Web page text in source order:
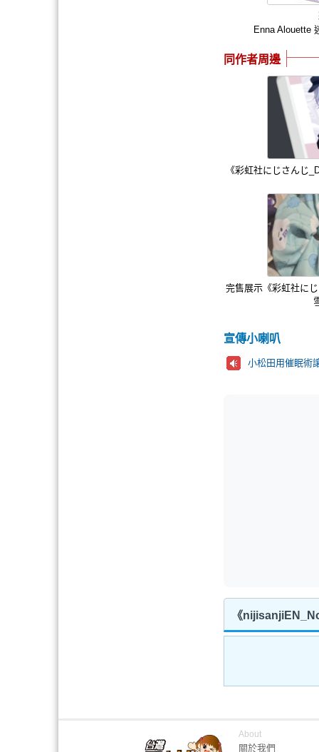
Enna Alouette
同作者周邊
《彩虹社にじさんじ
完售展示《彩虹社に
宣傳小喇叭
小松田用催眠術
《
About
關於我們